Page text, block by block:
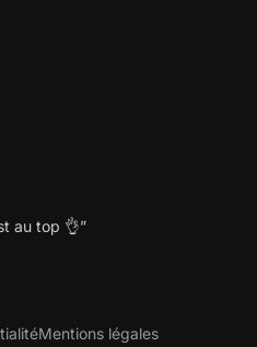
au top 👌”
Mentions légales